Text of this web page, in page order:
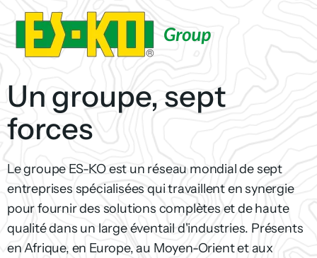
Un groupe, sept
forces
Le groupe ES-KO est un réseau mondial de sept
entreprises spécialisées qui travaillent en synergie
pour fournir des solutions complètes et de haute
qualité dans un large éventail d'industries. Présents
en Afrique, en Europe, au Moyen-Orient et aux